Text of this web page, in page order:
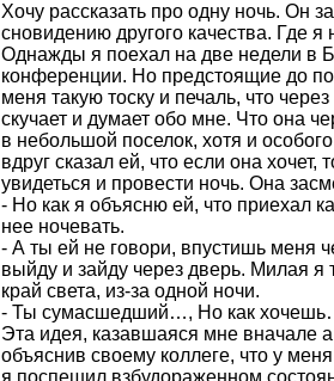
Хочу рассказать про одну ночь. Он
сновидению другого качества. Где
Однажды я поехал на две недели в
конференции. Но предстоящие до
меня такую тоску и печаль, что
скучает и думает обо мне. Что она
в небольшой поселок, хотя и
вдруг сказал ей, что если она
увидеться и провести ночь. Она
- Но как я объясню ей, что приехал
нее ночевать.
- А ты ей не говори, впустишь меня
выйду и зайду через дверь. Милая я
край света, из-за одной ночи.
- Ты сумасшедший…, Но как
Эта идея, казавшаяся мне вначале
объяснив своему коллеге, что у
я поспешил взбудораженном